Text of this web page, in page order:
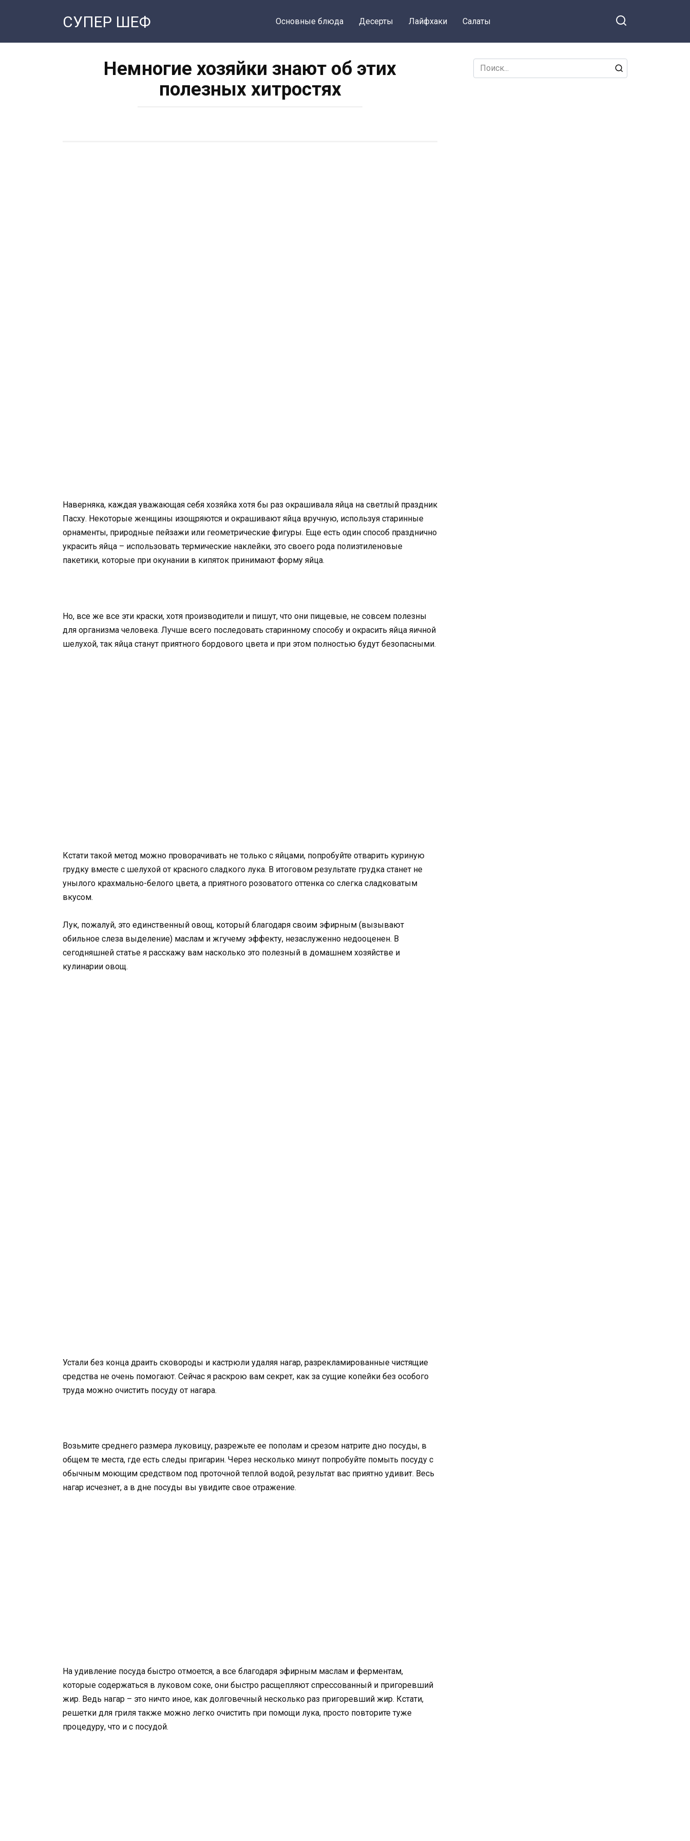
СУПЕР ШЕФ Основные блюда Десерты Лайфхаки Салаты
Немногие хозяйки знают об этих
полезных хитростях
Наверняка, каждая уважающая себя хозяйка хотя бы раз окрашивала яйца на светлый праздник
Пасху. Некоторые женщины изощряются и окрашивают яйца вручную, используя старинные
орнаменты, природные пейзажи или геометрические фигуры. Еще есть один способ празднично
украсить яйца – использовать термические наклейки, это своего рода полиэтиленовые
пакетики, которые при окунании в кипяток принимают форму яйца.
Но, все же все эти краски, хотя производители и пишут, что они пищевые, не совсем полезны
для организма человека. Лучше всего последовать старинному способу и окрасить яйца яичной
шелухой, так яйца станут приятного бордового цвета и при этом полностью будут безопасными.
Кстати такой метод можно проворачивать не только с яйцами, попробуйте отварить куриную
грудку вместе с шелухой от красного сладкого лука. В итоговом результате грудка станет не
унылого крахмально-белого цвета, а приятного розоватого оттенка со слегка сладковатым
вкусом.
Лук, пожалуй, это единственный овощ, который благодаря своим эфирным (вызывают
обильное слеза выделение) маслам и жгучему эффекту, незаслуженно недооценен. В
сегодняшней статье я расскажу вам насколько это полезный в домашнем хозяйстве и
кулинарии овощ.
Устали без конца драить сковороды и кастрюли удаляя нагар, разрекламированные чистящие
средства не очень помогают. Сейчас я раскрою вам секрет, как за сущие копейки без особого
труда можно очистить посуду от нагара.
Возьмите среднего размера луковицу, разрежьте ее пополам и срезом натрите дно посуды, в
общем те места, где есть следы пригарин. Через несколько минут попробуйте помыть посуду с
обычным моющим средством под проточной теплой водой, результат вас приятно удивит. Весь
нагар исчезнет, а в дне посуды вы увидите свое отражение.
На удивление посуда быстро отмоется, а все благодаря эфирным маслам и ферментам,
которые содержаться в луковом соке, они быстро расщепляют спрессованный и пригоревший
жир. Ведь нагар – это ничто иное, как долговечный несколько раз пригоревший жир. Кстати,
решетки для гриля также можно легко очистить при помощи лука, просто повторите туже
процедуру, что и с посудой.
Search
for: